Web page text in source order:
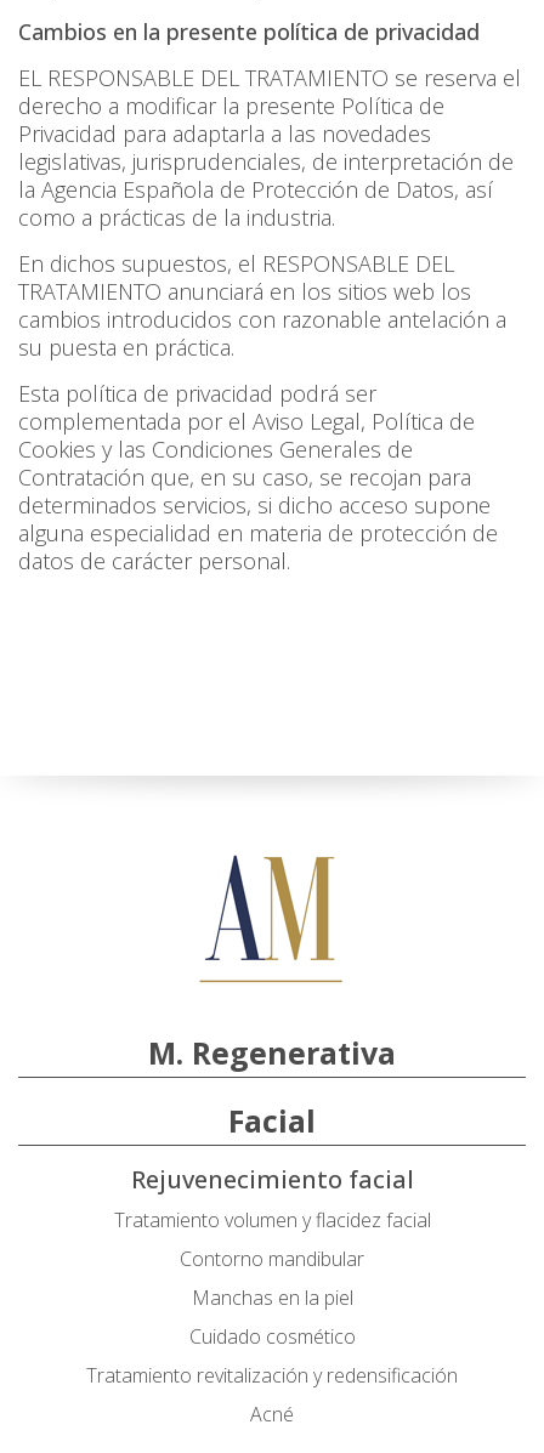
Cambios en la presente política de privacidad
EL RESPONSABLE DEL TRATAMIENTO se reserva el
derecho a modificar la presente Política de
Privacidad para adaptarla a las novedades
legislativas, jurisprudenciales, de interpretación de
la Agencia Española de Protección de Datos, así
como a prácticas de la industria.
En dichos supuestos, el RESPONSABLE DEL
TRATAMIENTO anunciará en los sitios web los
cambios introducidos con razonable antelación a
su puesta en práctica.
Esta política de privacidad podrá ser
complementada por el Aviso Legal, Política de
Cookies y las Condiciones Generales de
Contratación que, en su caso, se recojan para
determinados servicios, si dicho acceso supone
alguna especialidad en materia de protección de
datos de carácter personal.
M. Regenerativa
Facial
Rejuvenecimiento facial
Tratamiento volumen y flacidez facial
Contorno mandibular
Manchas en la piel
Cuidado cosmético
Tratamiento revitalización y redensificación
Acné